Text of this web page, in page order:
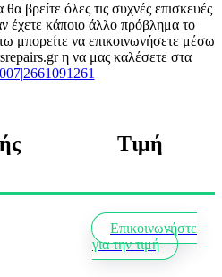
βρείτε όλες τις συχνές επισκευές
έχετε κάποιο άλλο πρόβλημα το
μπορείτε να επικοινωνήσετε μέσω
η να μας καλέσετε στα
Τιμή
Επικοινωνήστε
για την τιμή